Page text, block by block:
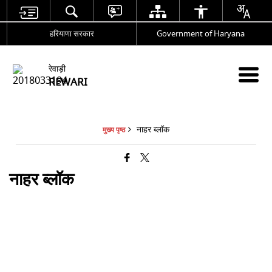
हरियाणा सरकार Government of Haryana
रेवाड़ी
REWARI
मुख्य पृष्ठ नाहर ब्लॉक
नाहर ब्लॉक